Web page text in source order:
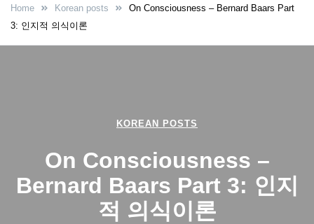
Home Korean posts
On Consciousness – Bernard Baars Part
3: 인지적 의식이론
KOREAN POSTS
On Consciousness –
Bernard Baars Part 3: 인지
적 의식이론